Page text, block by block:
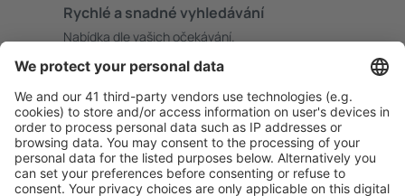
Rychlé a snadné vyhledávání
Nabídka dle vašich očekávání.
Pečlivé plánování
Bezproblémová rezervace s možností bezplatného
zrušení.
S námi ušetříte